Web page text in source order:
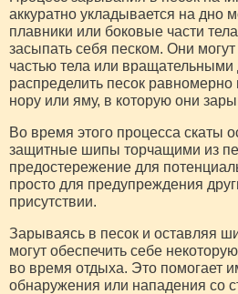
аккуратно укладывается на дно
плавники или боковые части
засыпать себя песком. Они могут
частью тела или
распределить песок равномерно
нору или яму, в которую они
Во время этого процесса скаты
защитные шипы торчащими из
предостережение для
просто для предупреждения
присутствии.
Зарываясь в песок и оставляя
могут обеспечить себе
во время отдыха. Это помогает
обнаружения или нападения со